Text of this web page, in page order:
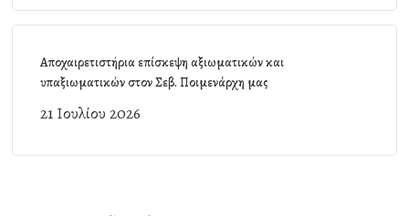
Αποχαιρετιστήρια επίσκεψη αξιωματικών και
υπαξιωματικών στον Σεβ. Ποιμενάρχη μας
21 Ιουλίου 2026